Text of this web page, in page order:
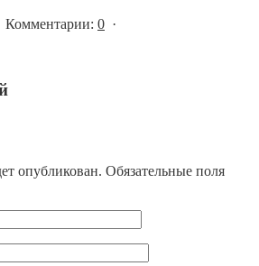
0 ·
опубликован. Обязательные поля